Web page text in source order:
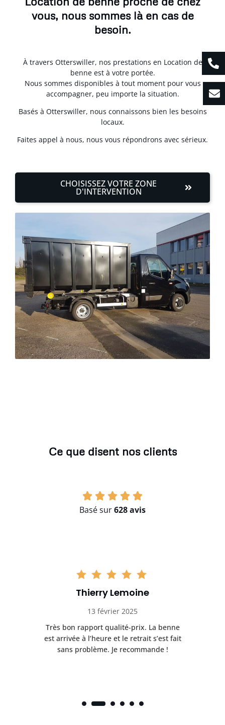
vous, nous sommes là en cas de
besoin.
À travers Otterswiller, nos prestations en Location de
benne est à votre portée.
Nous sommes disponibles à tout moment pour vous
accompagner, peu importe la situation.
Basés à Otterswiller, nous connaissons bien les besoins
locaux.
Faites appel à nous, nous vous répondrons avec sérieux.
CHOISISSEZ VOTRE ZONE
D'INTERVENTION
Ce que disent nos clients
Basé sur628 avis
Thierry Lemoine
13 février 2025
Très bon rapport qualité-prix. La benne
est arrivée à l’heure et le retrait s’est fait
sans problème. Je recommande !